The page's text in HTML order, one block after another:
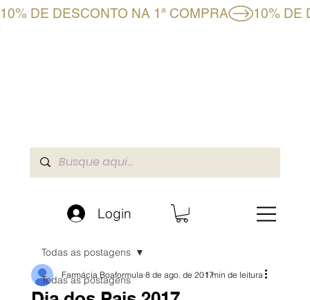
10% DE DESCONTO NA 1ª COMPRA
Login
Todas as postagens
Todas as postagens
Farmácia Boaformula 8 de ago. de 20171 min de leitura